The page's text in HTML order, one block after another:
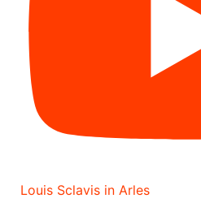
Louis Sclavis in Arles